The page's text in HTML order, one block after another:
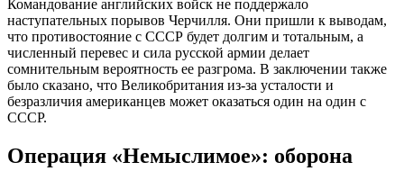
Командование английских войск не поддержало
наступательных порывов Черчилля. Они пришли к выводам,
что противостояние с СССР будет долгим и тотальным, а
численный перевес и сила русской армии делает
сомнительным вероятность ее разгрома. В заключении также
было сказано, что Великобритания из-за усталости и
безразличия американцев может оказаться один на один с
СССР.
Операция «Немыслимое»: оборона